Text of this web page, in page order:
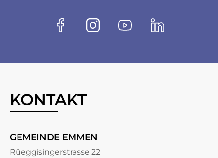
Socials
FacebookInstagramYoutubeLinkedin
KONTAKT
GEMEINDE EMMEN
Rüeggisingerstrasse 22